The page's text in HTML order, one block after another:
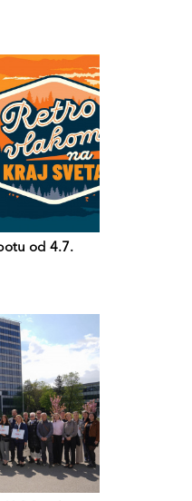
od 4.7.